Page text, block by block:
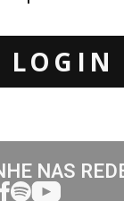
LOGIN
NAS